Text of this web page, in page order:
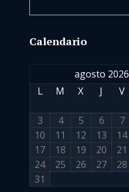
Calendario
agosto 2026
L
M X J V
3
4 5 6 7
10
11 12 13 14
17
18 19 20 21
24
25 26 27 28
31